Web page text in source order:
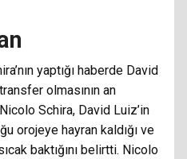
yaptığı haberde David
olmasının an
Schira, David Luiz’in
orojeye hayran kaldığı ve
baktığını belirtti. Nicolo